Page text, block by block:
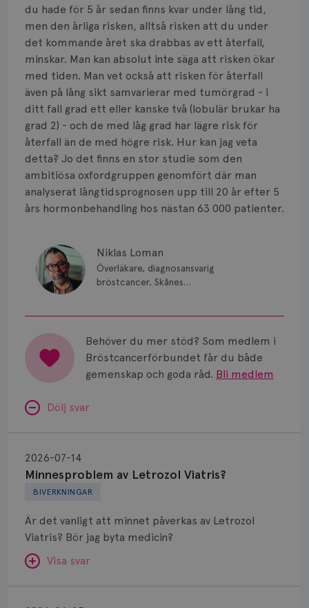
du hade för 5 år sedan finns kvar under lång tid,
men den årliga risken, alltså risken att du under
det kommande året ska drabbas av ett återfall,
minskar. Man kan absolut inte säga att risken ökar
med tiden. Man vet också att risken för återfall
även på lång sikt samvarierar med tumörgrad - i
ditt fall grad ett eller kanske två (lobulär brukar ha
grad 2) - och de med låg grad har lägre risk för
återfall än de med högre risk. Hur kan jag veta
detta? Jo det finns en stor studie som den
ambitiösa oxfordgruppen genomfört där man
analyserat långtidsprognosen upp till 20 år efter 5
års hormonbehandling hos nästan 63 000 patienter.
Niklas Loman
Överläkare, diagnosansvarig
bröstcancer, Skånes
Behöver du mer stöd? Som medlem i
Bröstcancerförbundet får du både
gemenskap och goda råd. Bli medlem
Dölj svar
BIVERKNINGAR
Minnesproblem av Letrozol Viatris?
2026-07-14
Är det vanligt att minnet påverkas av Letrozol
Viatris? Bör jag byta medicin?
Visa svar
Letrozol
Viatris?